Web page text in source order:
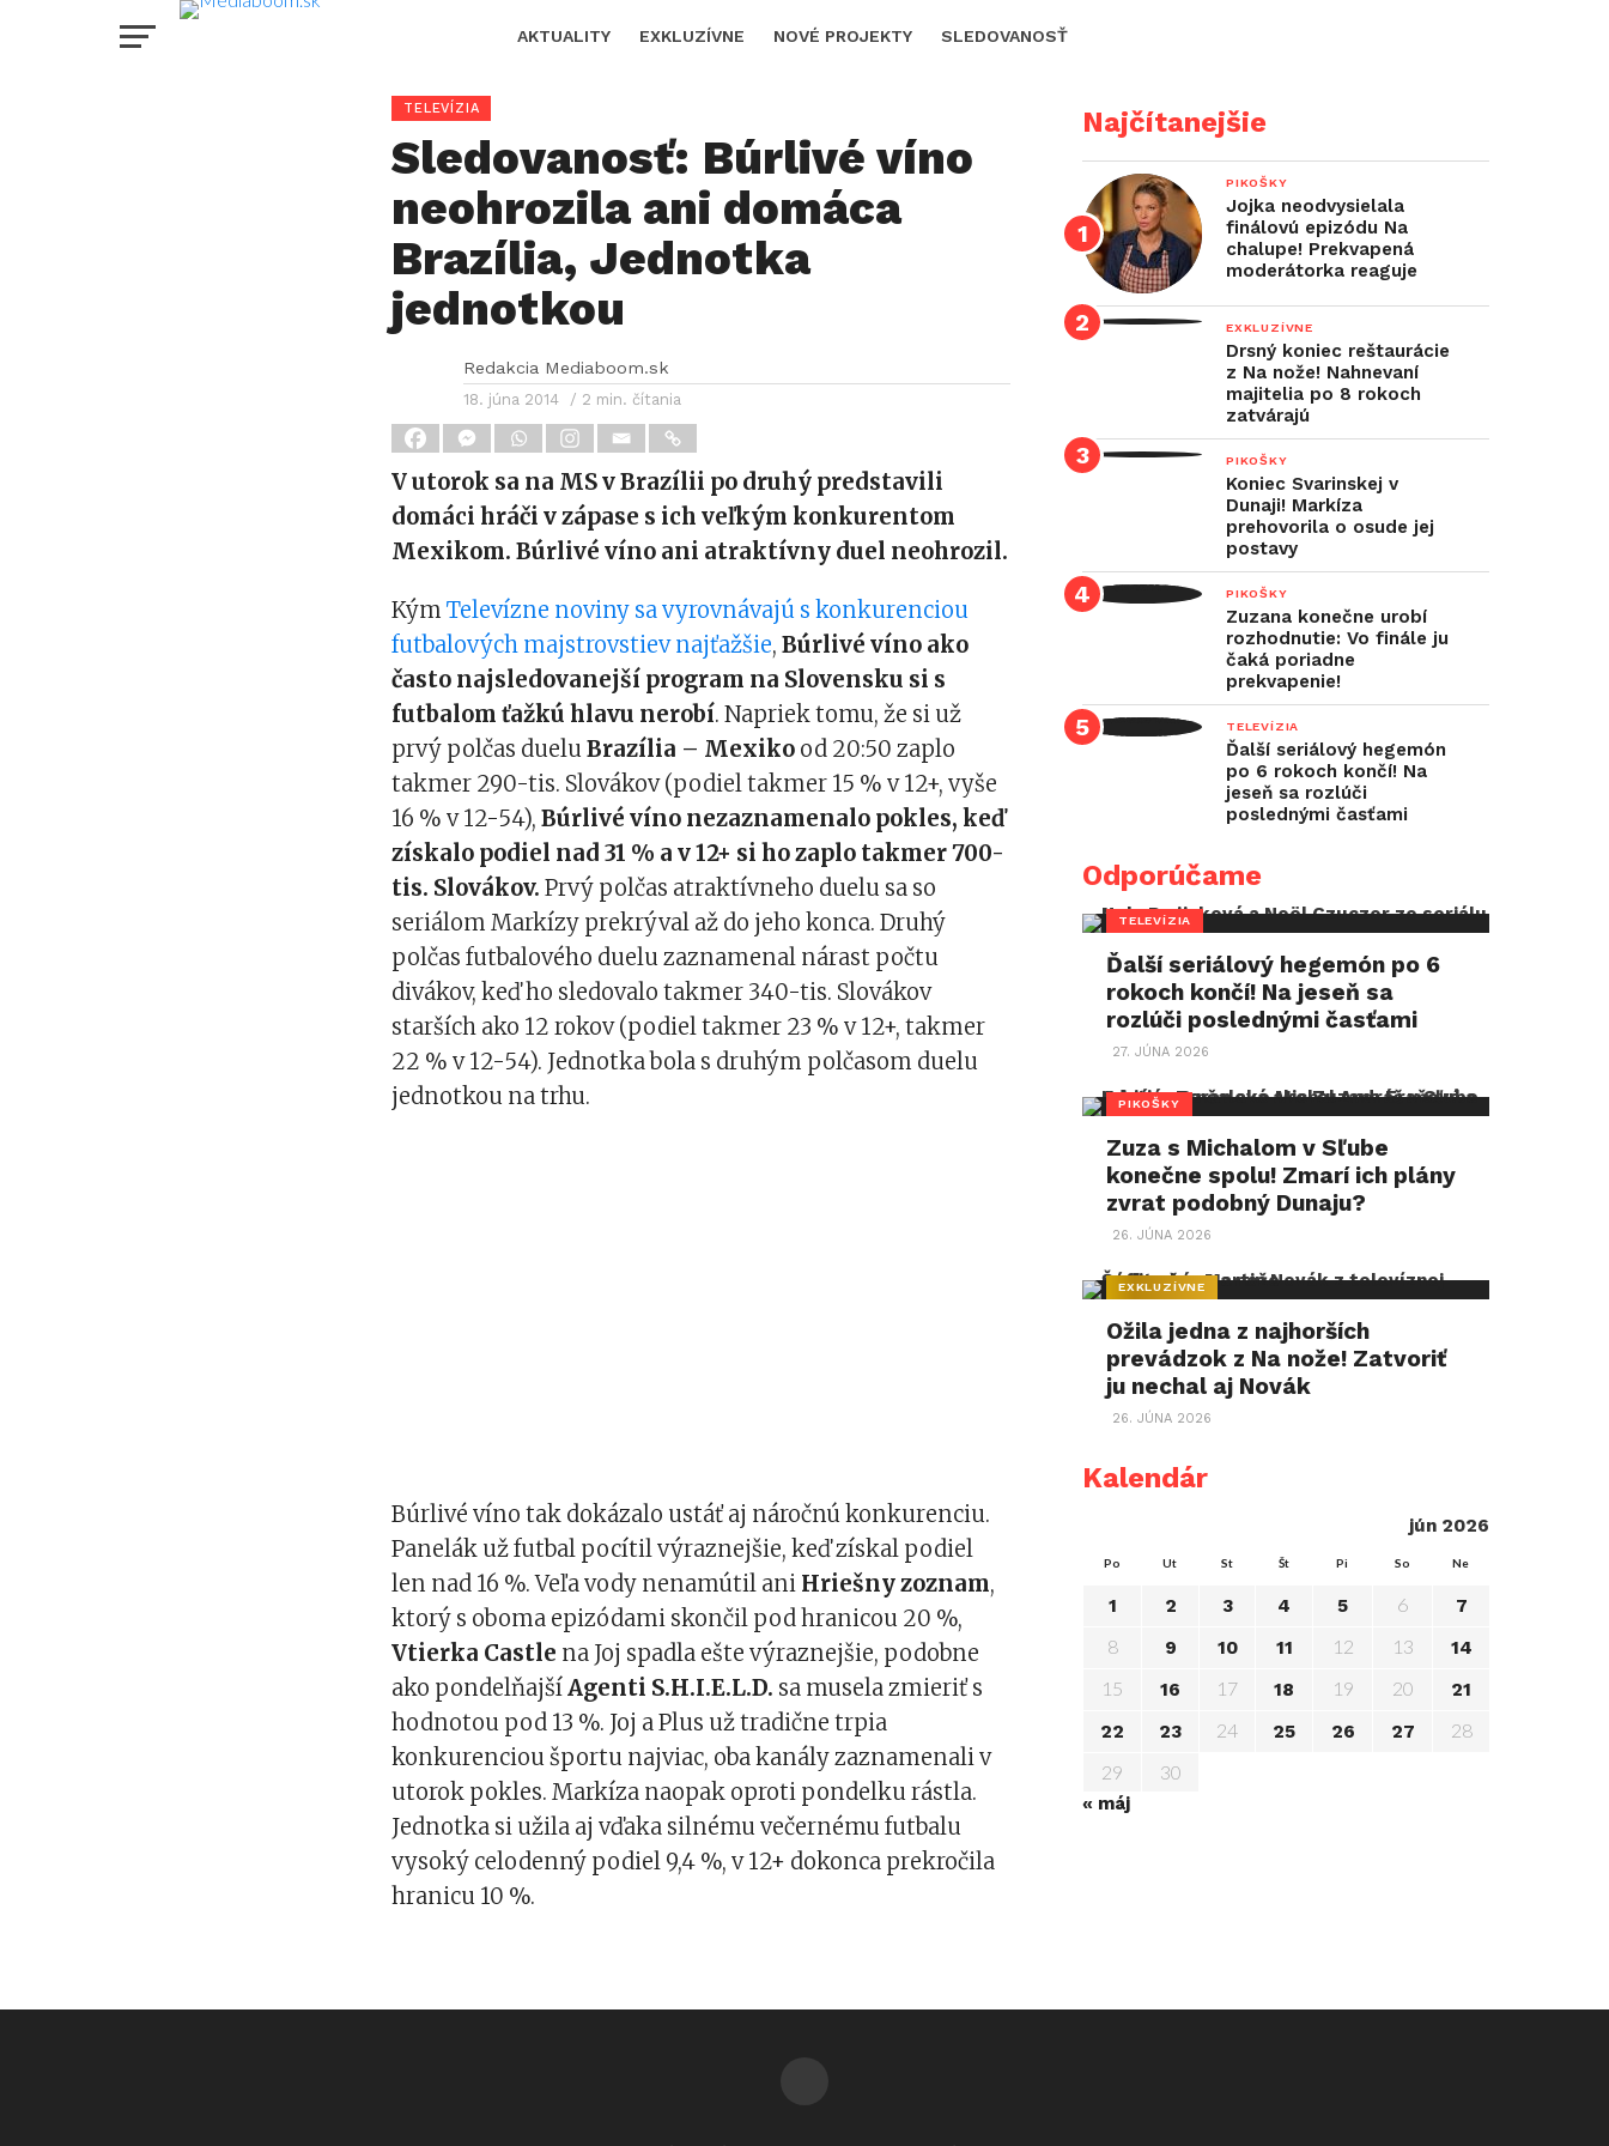
AKTUALITY EXKLUZÍVNE NOVÉ PROJEKTY SLEDOVANOSŤ
TELEVÍZIA
Sledovanosť: Búrlivé víno
neohrozila ani domáca
Brazília, Jednotka
jednotkou
Redakcia Mediaboom.sk
18. júna 2014 / 2 min. čítania
V utorok sa na MS v Brazílii po druhý predstavili
domáci hráči v zápase s ich veľkým konkurentom
Mexikom. Búrlivé víno ani atraktívny duel neohrozil.
KýmTelevízne noviny sa vyrovnávajú s konkurenciou
futbalových majstrovstiev najťažšie,Búrlivé víno ako
často najsledovanejší program na Slovensku si s
futbalom ťažkú hlavu nerobí. Napriek tomu, že si už
prvý polčas dueluBrazília – Mexiko od 20:50 zaplo
takmer 290-tis. Slovákov (podiel takmer 15 % v 12+, vyše
16 % v 12-54),Búrlivé víno nezaznamenalo pokles, keď
získalo podiel nad 31 % a v 12+ si ho zaplo takmer 700-
tis. Slovákov. Prvý polčas atraktívneho duelu sa so
seriálom Markízy prekrýval až do jeho konca. Druhý
polčas futbalového duelu zaznamenal nárast počtu
divákov, keď ho sledovalo takmer 340-tis. Slovákov
starších ako 12 rokov (podiel takmer 23 % v 12+, takmer
22 % v 12-54). Jednotka bola s druhým polčasom duelu
jednotkou na trhu.
Búrlivé víno tak dokázalo ustáť aj náročnú konkurenciu.
Panelák už futbal pocítil výraznejšie, keď získal podiel
len nad 16 %. Veľa vody nenamútil ani Hriešny zoznam,
ktorý s oboma epizódami skončil pod hranicou 20 %,
Vtierka Castle na Joj spadla ešte výraznejšie, podobne
ako pondelňajšíAgenti S.H.I.E.L.D. sa musela zmieriť s
hodnotou pod 13 %. Joj a Plus už tradične trpia
konkurenciou športu najviac, oba kanály zaznamenali v
utorok pokles. Markíza naopak oproti pondelku rástla.
Jednotka si užila aj vďaka silnému večernému futbalu
vysoký celodenný podiel 9,4 %, v 12+ dokonca prekročila
hranicu 10 %.
Najčítanejšie
PIKOŠKY
Jojka neodvysielala
finálovú epizódu Na
chalupe! Prekvapená
moderátorka reaguje
EXKLUZÍVNE
Drsný koniec reštaurácie
z Na nože! Nahnevaní
majitelia po 8 rokoch
zatvárajú
PIKOŠKY
Koniec Svarinskej v
Dunaji! Markíza
prehovorila o osude jej
postavy
PIKOŠKY
Zuzana konečne urobí
rozhodnutie: Vo finále ju
čaká poriadne
prekvapenie!
TELEVÍZIA
Ďalší seriálový hegemón
po 6 rokoch končí! Na
jeseň sa rozlúči
poslednými časťami
Odporúčame
TELEVÍZIA
Ďalší seriálový hegemón po 6
rokoch končí! Na jeseň sa
rozlúči poslednými časťami
27. JÚNA 2026
PIKOŠKY
Zuza s Michalom v Sľube
konečne spolu! Zmarí ich plány
zvrat podobný Dunaju?
26. JÚNA 2026
EXKLUZÍVNE
Ožila jedna z najhorších
prevádzok z Na nože! Zatvoriť
ju nechal aj Novák
26. JÚNA 2026
Kalendár
jún 2026
Po Ut St Št Pi So Ne
1 2 3 4 5 6 7
8 9 10 11 12 13 14
15 16 17 18 19 20
21
22
23 24 25 26 27
28
29
30
« máj